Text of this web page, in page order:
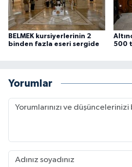
BELMEK kursiyerlerinin 2
binden fazla eseri sergide
500
Yorumlar